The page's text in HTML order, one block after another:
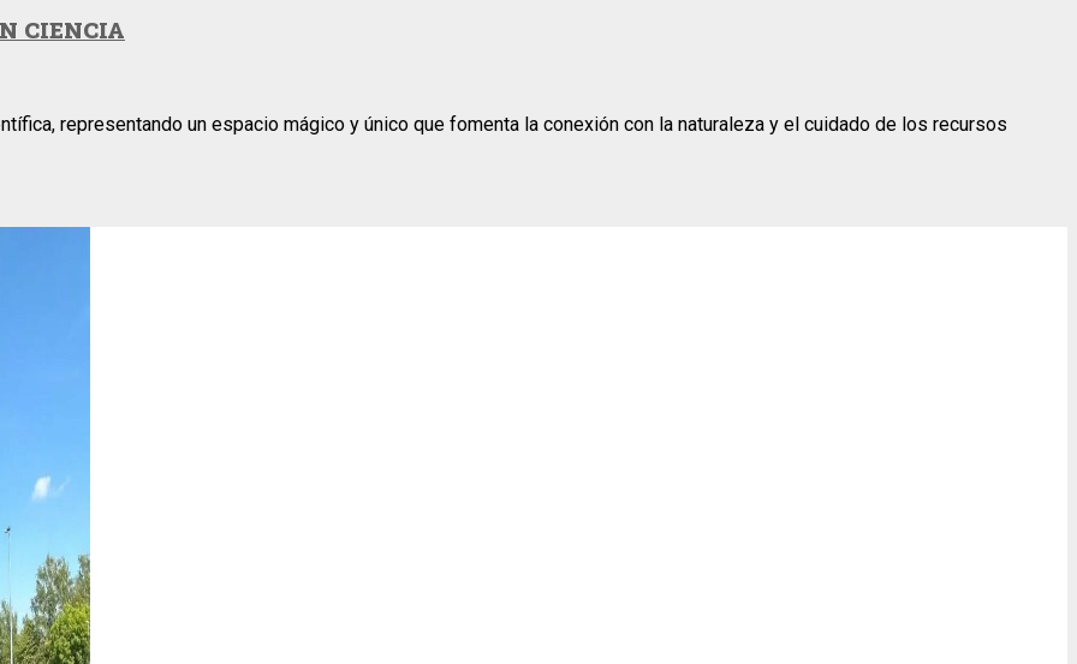
CIENCIA
representando un espacio mágico y único que fomenta la conexión con la naturaleza y el cuidado de los recursos